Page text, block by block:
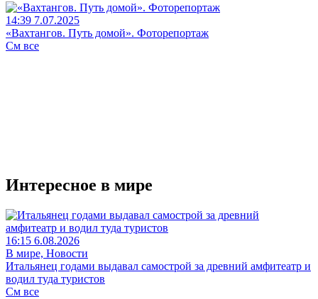
14:39 7.07.2025
«Вахтангов. Путь домой». Фоторепортаж
См все
Интересное в мире
16:15 6.08.2026
В мире, Новости
Итальянец годами выдавал самострой за древний амфитеатр и
водил туда туристов
См все